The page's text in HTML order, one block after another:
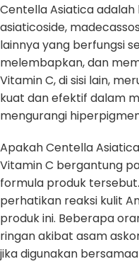
Centella Asiatica
asiaticoside,
lainnya yang berfungsi
melembapkan, dan
Vitamin C, di sisi lain,
kuat dan efektif dalam
mengurangi
Apakah Centella
Vitamin C bergantung
formula produk
perhatikan reaksi kulit
produk ini. Beberapa
ringan akibat asam
jika digunakan